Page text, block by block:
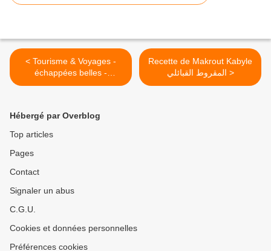
< Tourisme & Voyages -
échappées belles -
Au rythme du Brésil
Recette de Makrout Kabyle
المقروط القبائلي >
Hébergé par Overblog
Top articles
Pages
Contact
Signaler un abus
C.G.U.
Cookies et données personnelles
Préférences cookies